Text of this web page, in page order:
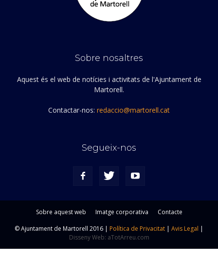
Sobre nosaltres
Aquest és el web de notícies i activitats de l'Ajuntament de
Martorell.
Contactar-nos: redaccio@martorell.cat
Segueix-nos
Sobre aquest web Imatge corporativa
Contacte
© Ajuntament de Martorell 2016 | Política de Privacitat | Avis Legal |
Disseny Web: aTotArreu.com